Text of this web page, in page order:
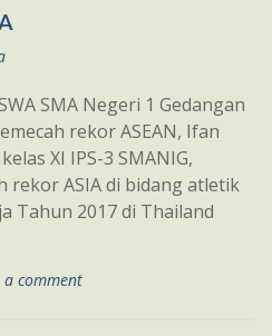
SMA Negeri 1 Gedangan
rekor ASEAN, Ifan
XI IPS-3 SMANIG,
rekor ASIA di bidang atletik
Tahun 2017 di Thailand
a comment